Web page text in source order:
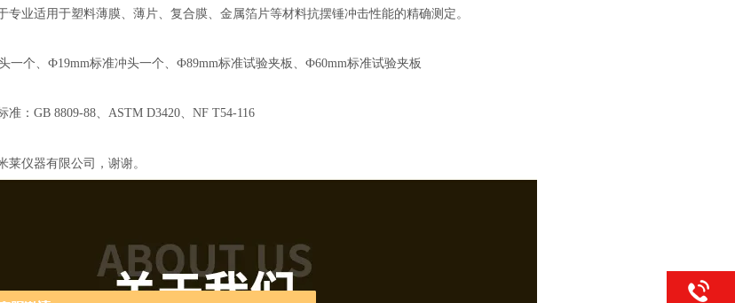
专业适用于塑料薄膜、薄片、复合膜、金属箔片等材料抗摆锤冲击性能的精确测定。
一个、Ф19mm标准冲头一个、Ф89mm标准试验夹板、Ф60mm标准试验夹板
：GB 8809-88、ASTM D3420、NF T54-116
莱仪器有限公司，谢谢。